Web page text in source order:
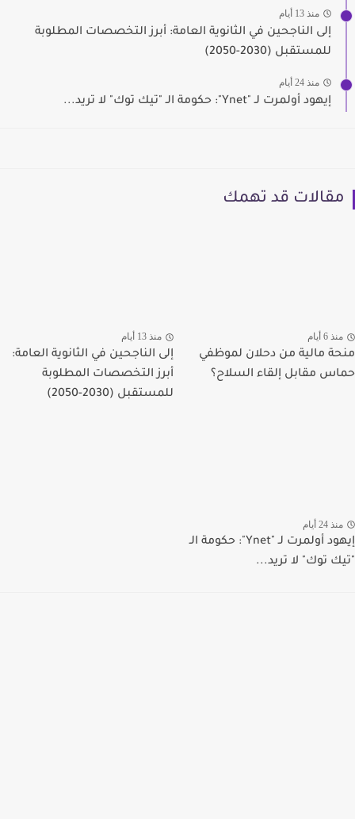
منذ 13 أيام
إلى الناجحين في الثانوية العامة: أبرز التخصصات المطلوبة
للمستقبل (2030-2050)
منذ 24 أيام
إيهود أولمرت لـ "Ynet": حكومة الـ "تيك توك" لا تريد...
مقالات قد تهمك
منذ 6 أيام
منحة مالية من دحلان لموظفي
حماس مقابل إلقاء السلاح؟
منذ 13 أيام
إلى الناجحين في الثانوية العامة:
أبرز التخصصات المطلوبة
للمستقبل (2030-2050)
منذ 24 أيام
إيهود أولمرت لـ "Ynet": حكومة الـ
"تيك توك" لا تريد...